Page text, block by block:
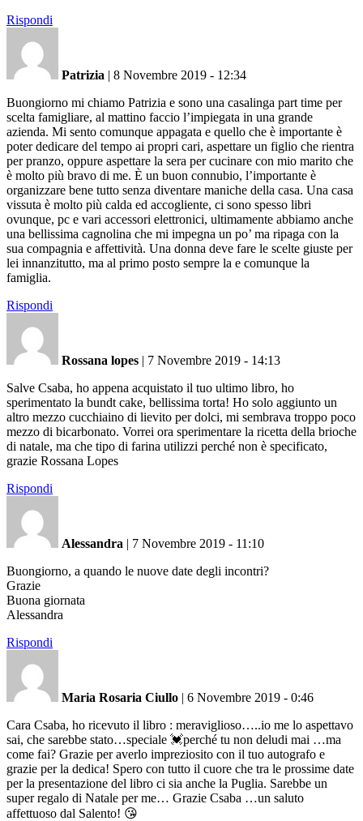
Rispondi
Patrizia | 8 Novembre 2019 - 12:34
Buongiorno mi chiamo Patrizia e sono una casalinga part time per
scelta famigliare, al mattino faccio l’impiegata in una grande
azienda. Mi sento comunque appagata e quello che è importante è
poter dedicare del tempo ai propri cari, aspettare un figlio che rientra
per pranzo, oppure aspettare la sera per cucinare con mio marito che
è molto più bravo di me. È un buon connubio, l’importante è
organizzare bene tutto senza diventare maniche della casa. Una casa
vissuta è molto più calda ed accogliente, ci sono spesso libri
ovunque, pc e vari accessori elettronici, ultimamente abbiamo anche
una bellissima cagnolina che mi impegna un po’ ma ripaga con la
sua compagnia e affettività. Una donna deve fare le scelte giuste per
lei innanzitutto, ma al primo posto sempre la e comunque la
famiglia.
Rispondi
Rossana lopes | 7 Novembre 2019 - 14:13
Salve Csaba, ho appena acquistato il tuo ultimo libro, ho
sperimentato la bundt cake, bellissima torta! Ho solo aggiunto un
altro mezzo cucchiaino di lievito per dolci, mi sembrava troppo poco
mezzo di bicarbonato. Vorrei ora sperimentare la ricetta della brioche
di natale, ma che tipo di farina utilizzi perché non è specificato,
grazie Rossana Lopes
Rispondi
Alessandra | 7 Novembre 2019 - 11:10
Buongiorno, a quando le nuove date degli incontri?
Grazie
Buona giornata
Alessandra
Rispondi
Maria Rosaria Ciullo | 6 Novembre 2019 - 0:46
Cara Csaba, ho ricevuto il libro : meraviglioso…..io me lo aspettavo
sai, che sarebbe stato…speciale 💓perché tu non deludi mai …ma
come fai? Grazie per averlo impreziosito con il tuo autografo e
grazie per la dedica! Spero con tutto il cuore che tra le prossime date
per la presentazione del libro ci sia anche la Puglia. Sarebbe un
super regalo di Natale per me… Grazie Csaba …un saluto
affettuoso dal Salento! 😘